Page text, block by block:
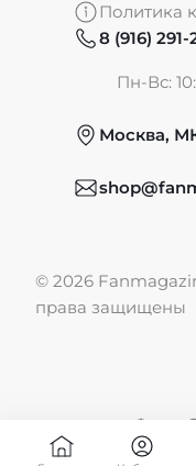
Обмен и возврат
Публичная оферта
Политика
8 (916) 291-
Пн-Вс:
Москва,
© 2026
права защищены